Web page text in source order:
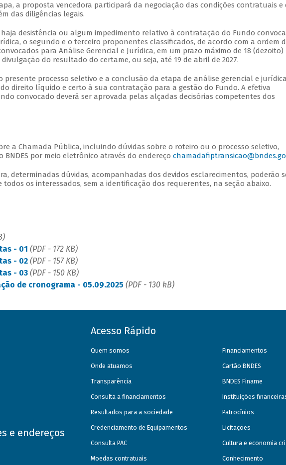
a proposta vencedora participará da negociação das condições contratuais e
das diligências legais.
desistência ou algum impedimento relativo à contratação do Fundo
o segundo e o terceiro proponentes classificados, de acordo com a ordem
para Análise Gerencial e Jurídica, em um prazo máximo de 18 (dezoito)
do resultado do certame, ou seja, até 19 de abril de 2027.
presente processo seletivo e a conclusão da etapa de análise gerencial e
direito líquido e certo à sua contratação para a gestão do Fundo. A efetiva
convocado deverá ser aprovada pelas alçadas decisórias competentes dos
a Chamada Pública, incluindo dúvidas sobre o roteiro ou o processo seletivo,
BNDES por meio eletrônico através do endereço
determinadas dúvidas, acompanhadas dos devidos esclarecimentos, poderão
os interessados, sem a identificação dos requerentes, na seção abaixo.
- 01 (PDF - 172 KB)
- 02 (PDF - 157 KB)
- 03 (PDF - 150 KB)
de cronograma - 05.09.2025 (PDF - 130 kB)
e endereços
Acesso Rápido
Quem somos
Onde atuamos
Transparência
Consulta a financiamentos
Resultados para a sociedade
Credenciamento de Equipamentos
Consulta PAC
Moedas contratuais
Financiamentos
Cartão BNDES
BNDES Finame
Instituições
Patrocínios
Licitações
Cultura e economia
Conhecimento